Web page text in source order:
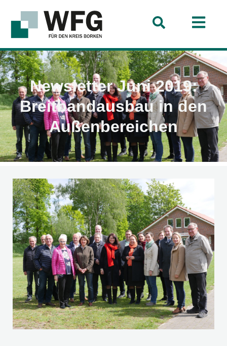
Newsletter Juni 2019:
Breitbandausbau in den
Außenbereichen